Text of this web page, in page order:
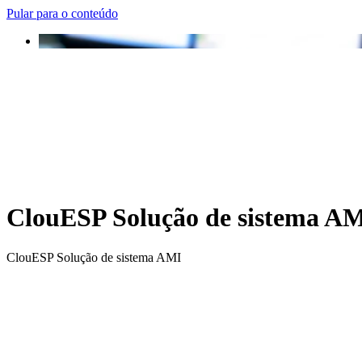
Pular para o conteúdo
ClouESP Solução de sistema
ClouESP Solução de sistema AMI